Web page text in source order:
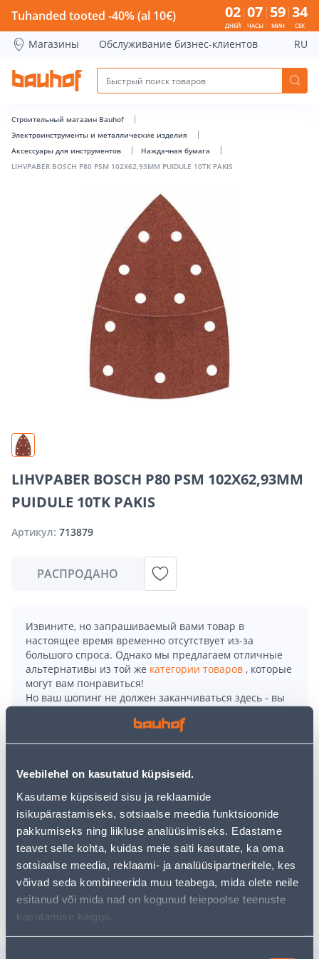
Veebilehel on kasutatud küpsiseid.
Kasutame küpsiseid sisu ja reklaamide
isikupärastamiseks, sotsiaalse meedia funktsioonide
pakkumiseks ning liikluse analüüsimiseks. Edastame
teavet selle kohta, kuidas meie saiti kasutate, ka oma
sotsiaalse meedia, reklaami- ja analüüsipartneritele, kes
võivad seda kombineerida muu teabega, mida olete neile
esitanud või mida nad on kogunud teiepoolse teenuste
kasutamise käigus.
LIHVPABER BOSCH P80 PSM 102X62,93MM PUIDULE 10TK
Tuhanded tooted -40% (al 10€) 02
ДНЕЙ
07
ЧАСЫ
59
МИН
34
СЕК
Магазины Обслуживание бизнес-клиентов RU
Строительный магазин Bauhof
Электроинструменты и металлические изделия
Аксессуары для инструментов
Наждачная бумага
LIHVPABER BOSCH P80 PSM 102X62,93MM PUIDULE 10TK PAKIS
LIHVPABER BOSCH P80 PSM 102X62,93MM
PUIDULE 10TK PAKIS
Артикул: 713879
РАСПРОДАНО
Извините, но запрашиваемый вами товар в
настоящее время временно отсутствует из-за
большого спроса. Однако мы предлагаем отличные
альтернативы из той же категории товаров , которые
могут вам понравиться!
Но ваш шопинг не должен заканчиваться здесь - вы
или используя нашу мощную
функцию поиска, чтобы найти еще более приятные
• Lihvpaber P80 PSM, puidule.
• Mõõtmed on 102 x 62,93 mm.
• Pakendis 10 tk.
• 14-päevane tagastusõigus.
Доставка невозможна